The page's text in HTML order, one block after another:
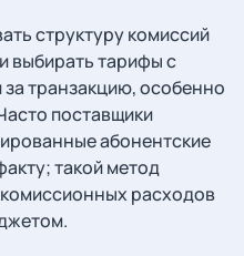
структуру комиссий
выбирать тарифы с
транзакцию, особенно
поставщики
абонентские
такой метод
расходов